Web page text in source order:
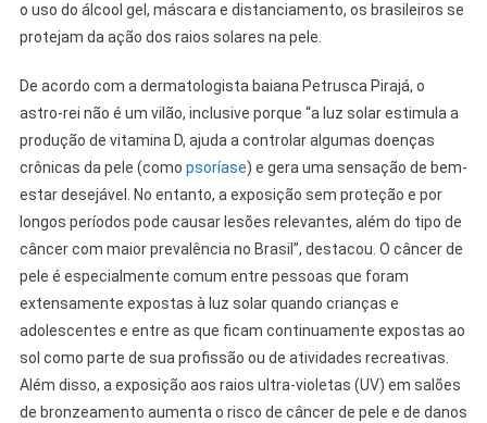
o uso do álcool gel, máscara e distanciamento, os brasileiros se
protejam da ação dos raios solares na pele.
De acordo com a dermatologista baiana Petrusca Pirajá, o
astro-rei não é um vilão, inclusive porque “a luz solar estimula a
produção de vitamina D, ajuda a controlar algumas doenças
crônicas da pele (como psoríase) e gera uma sensação de bem-
estar desejável. No entanto, a exposição sem proteção e por
longos períodos pode causar lesões relevantes, além do tipo de
câncer com maior prevalência no Brasil”, destacou. O câncer de
pele é especialmente comum entre pessoas que foram
extensamente expostas à luz solar quando crianças e
adolescentes e entre as que ficam continuamente expostas ao
sol como parte de sua profissão ou de atividades recreativas.
Além disso, a exposição aos raios ultra-violetas (UV) em salões
de bronzeamento aumenta o risco de câncer de pele e de danos